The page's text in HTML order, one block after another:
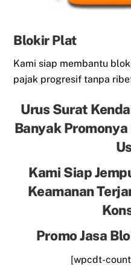
Blokir Plat
Kami siap membantu
pajak progresif tanpa
Urus Surat
Banyak
Kami Siap
Keamanan
Promo Jasa
[wpcdt-